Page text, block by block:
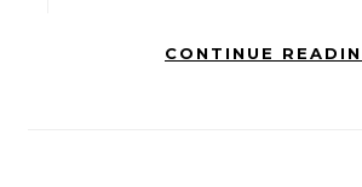
CONTINUE